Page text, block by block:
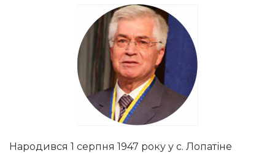
Народився 1 серпня 1947 року у с. Лопатіне